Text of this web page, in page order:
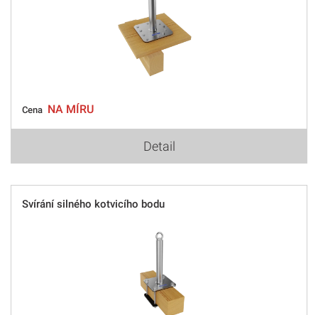
Cena NA MÍRU
Detail
Svírání silného kotvicího bodu